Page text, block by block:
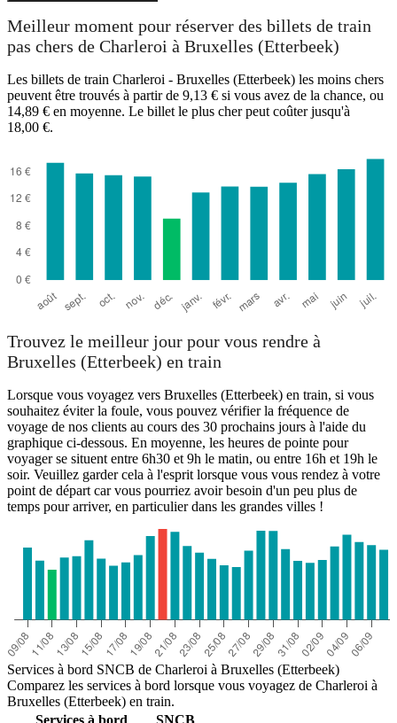
Charleroi
Meilleur moment pour réserver des billets de train
pas chers de Charleroi à Bruxelles (Etterbeek)
Les billets de train Charleroi - Bruxelles (Etterbeek) les moins chers
peuvent être trouvés à partir de 9,13 € si vous avez de la chance, ou
14,89 € en moyenne. Le billet le plus cher peut coûter jusqu'à
18,00 €.
Trouvez le meilleur jour pour vous rendre à
Bruxelles (Etterbeek) en train
Lorsque vous voyagez vers Bruxelles (Etterbeek) en train, si vous
souhaitez éviter la foule, vous pouvez vérifier la fréquence de
voyage de nos clients au cours des 30 prochains jours à l'aide du
graphique ci-dessous. En moyenne, les heures de pointe pour
voyager se situent entre 6h30 et 9h le matin, ou entre 16h et 19h le
soir. Veuillez garder cela à l'esprit lorsque vous vous rendez à votre
point de départ car vous pourriez avoir besoin d'un peu plus de
temps pour arriver, en particulier dans les grandes villes !
Services à bord SNCB de Charleroi à Bruxelles (Etterbeek)
Comparez les services à bord lorsque vous voyagez de Charleroi à
Bruxelles (Etterbeek) en train.
Services à bord
SNCB